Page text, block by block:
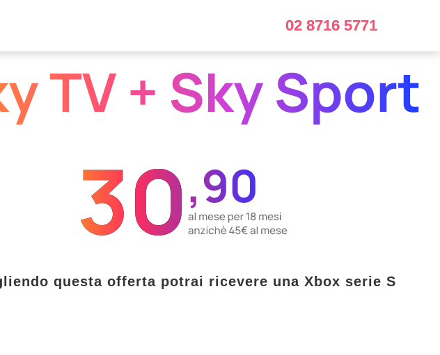
02 8716 5771
questa offerta potrai ricevere una Xbox serie S